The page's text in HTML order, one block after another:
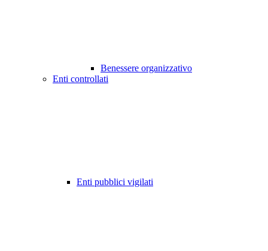
Benessere organizzativo
Enti controllati
Enti pubblici vigilati